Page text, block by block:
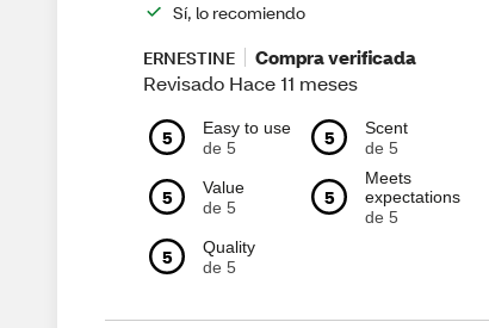
Sí, lo recomiendo
ERNESTINE
Compra verificada
Revisado Hace 11 meses
5
Easy to use
de 5
5
Scent
de 5
5
Value
de 5
5
Meets
expectations
de 5
5
Quality
de 5